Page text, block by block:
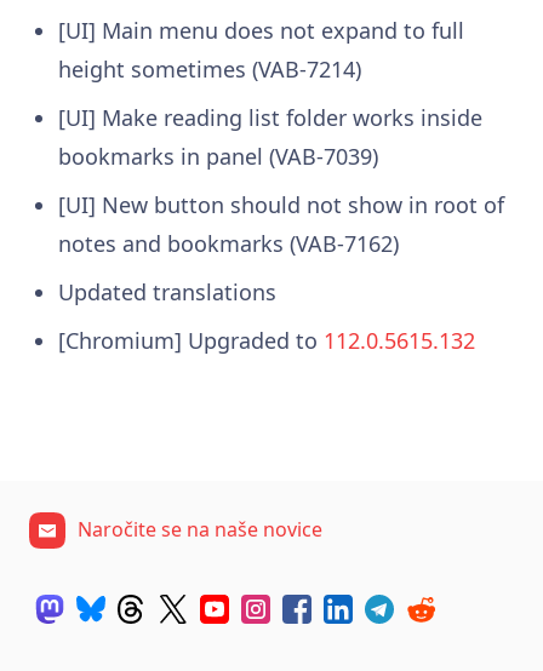
[UI] Main menu does not expand to full
height sometimes (VAB-7214)
[UI] Make reading list folder works inside
bookmarks in panel (VAB-7039)
[UI] New button should not show in root of
notes and bookmarks (VAB-7162)
Updated translations
[Chromium] Upgraded to 112.0.5615.132
Naročite se na naše novice